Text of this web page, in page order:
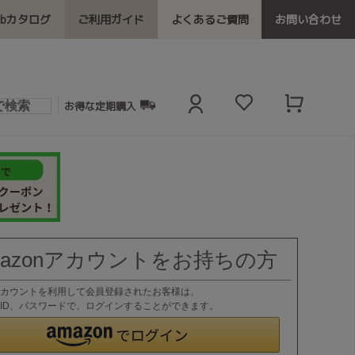
カタログ ご利用ガイド よくあるご質問 お問い合わせ
お得な定期購入
アカウントをお持ちの方
ウントを利用して会員登録されたお客様は、
、パスワードで、ログインすることができます。